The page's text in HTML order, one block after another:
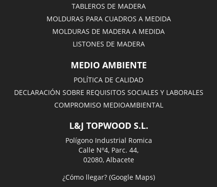
TABLEROS DE MADERA
MOLDURAS PARA CUADROS A MEDIDA
MOLDURAS DE MADERA A MEDIDA
LISTONES DE MADERA
MEDIO AMBIENTE
POLÍTICA DE CALIDAD
DECLARACIÓN SOBRE REQUISITOS SOCIALES Y LABORALES
COMPROMISO MEDIOAMBIENTAL
L&J TOPWOOD S.L.
Polígono Industrial Romica
Calle Nº4, Parc. 44,
02080, Albacete
¿Cómo llegar? (Google Maps)